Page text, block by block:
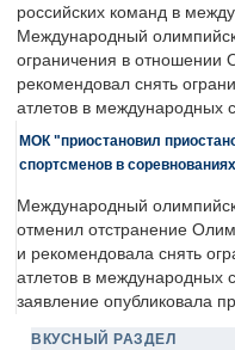
российских команд в
Международный
ограничения в отношении
рекомендовал снять
атлетов в международных
МОК "приостановил
спортсменов в
Международный
отменил отстранение
и рекомендовала снять
атлетов в международных
заявление опубликовала
ВКУСНЫЙ РАЗДЕЛ